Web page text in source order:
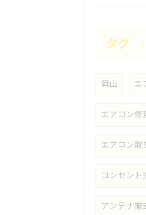
タグ
岡山 エ
エアコン修
エアコン取
コンセント
アンテナ撤